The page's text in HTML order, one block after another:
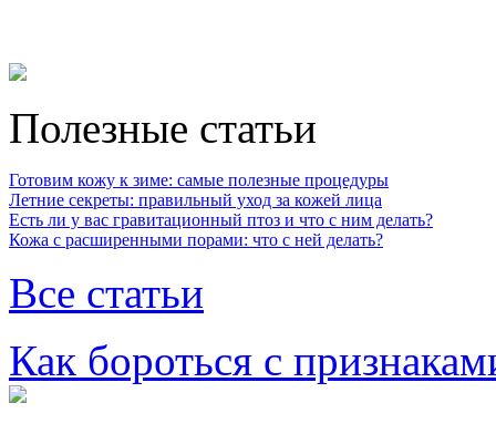
Полезные статьи
Готовим кожу к зиме: самые полезные процедуры
Летние секреты: правильный уход за кожей лица
Есть ли у вас гравитационный птоз и что с ним делать?
Кожа с расширенными порами: что с ней делать?
Все статьи
Как бороться с